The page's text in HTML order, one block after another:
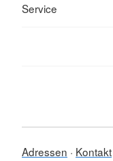
Service
Adressen Kontakt